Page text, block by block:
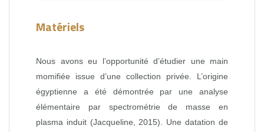
Matériels
Nous avons eu l’opportunité d’étudier une main
momifiée issue d’une collection privée. L’origine
égyptienne a été démontrée par une analyse
élémentaire par spectrométrie de masse en
plasma induit (Jacqueline, 2015). Une datation de